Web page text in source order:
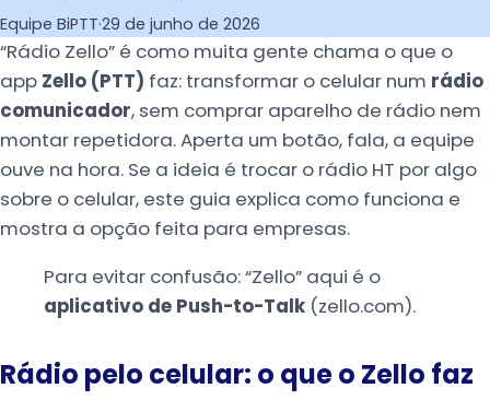
Equipe BiPTT·29 de junho de 2026
“Rádio Zello” é como muita gente chama o que o
app Zello (PTT) faz: transformar o celular num rádio
comunicador, sem comprar aparelho de rádio nem
montar repetidora. Aperta um botão, fala, a equipe
ouve na hora. Se a ideia é trocar o rádio HT por algo
sobre o celular, este guia explica como funciona e
mostra a opção feita para empresas.
Para evitar confusão: “Zello” aqui é o
aplicativo de Push-to-Talk (zello.com).
Rádio pelo celular: o que o Zello faz